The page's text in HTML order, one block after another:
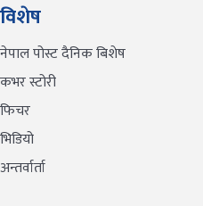
विशेष
नेपाल पोस्ट दैनिक बिशेष
कभर स्टोरी
फिचर
भिडियो
अन्तर्वार्ता